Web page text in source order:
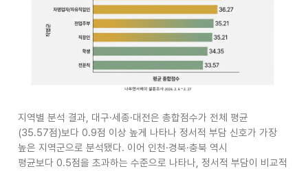
지역별 분석 결과, 대구·세종·대전은 총합점수가 전체 평균
(35.57점)보다 0.9점 이상 높게 나타나 정서적 부담 신호가 가장
높은 지역군으로 분석됐다. 이어 인천·경북·충북 역시
평균보다 0.5점을 초과하는 수준으로 나타나, 정서적 부담이 비교적